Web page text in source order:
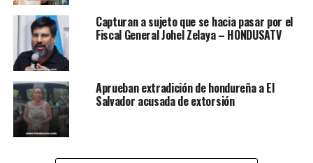
Capturan a sujeto que se hacia pasar por el
Fiscal General Johel Zelaya – HONDUSATV
Aprueban extradición de hondureña a El
Salvador acusada de extorsión